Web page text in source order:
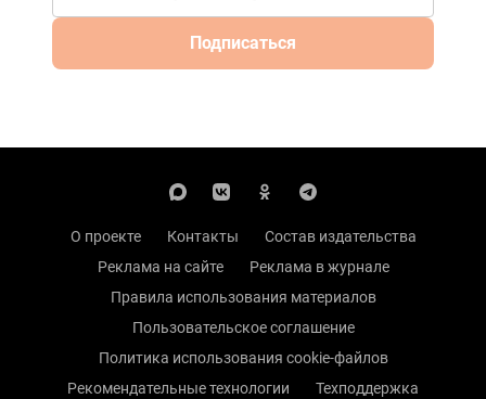
Подписаться
О проекте Контакты
Состав издательства
Реклама на сайте
Реклама в журнале
Правила использования материалов
Пользовательское соглашение
Политика использования cookie-файлов
Рекомендательные технологии
Техподдержка